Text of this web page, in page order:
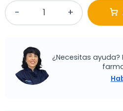
¿Necesitas